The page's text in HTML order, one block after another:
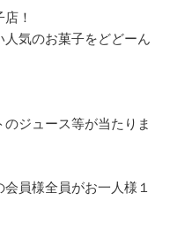
！
気のお菓子をどどーん
ジュース等が当たりま
員様全員がお一人様１